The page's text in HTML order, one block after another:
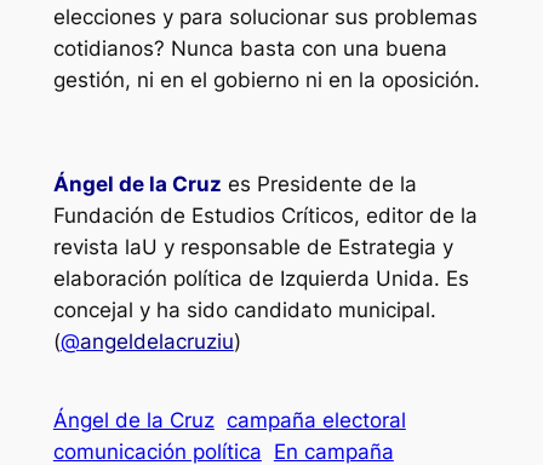
elecciones y para solucionar sus problemas
cotidianos? Nunca basta con una buena
gestión, ni en el gobierno ni en la oposición.
Ángel de la Cruz es Presidente de la
Fundación de Estudios Críticos, editor de la
revista laU y responsable de Estrategia y
elaboración política de Izquierda Unida. Es
concejal y ha sido candidato municipal.
(@angeldelacruziu)
Ángel de la Cruz campaña electoral
comunicación política En campaña